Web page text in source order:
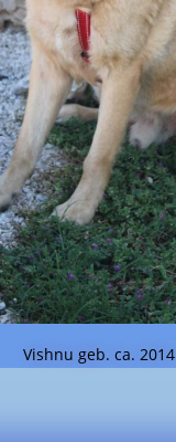
Vishnu geb. ca. 2014